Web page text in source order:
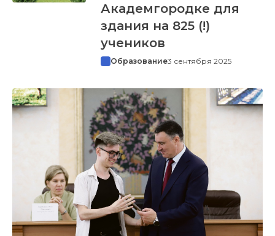
Академгородке для
здания на 825 (!)
учеников
Образование3 сентября 2025